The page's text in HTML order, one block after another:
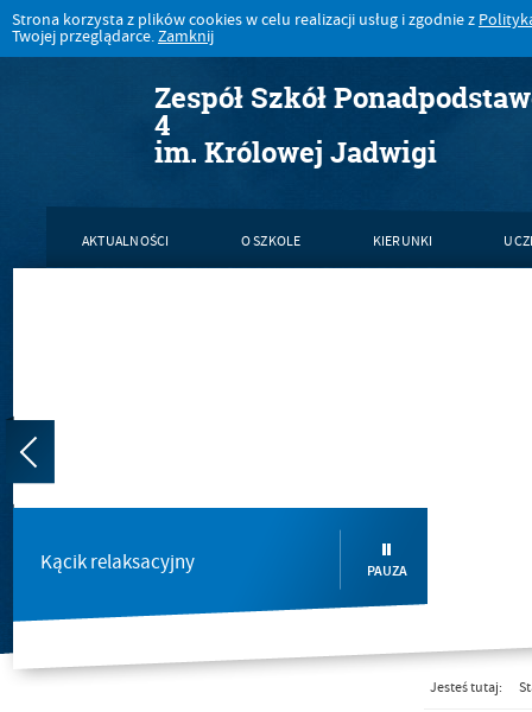
Strona korzysta z plików cookies w celu realizacji usług i zgodnie z
Twojej przeglądarce.Zamknij
Zespół Szkół
4
im. Królowej Jadwigi
AKTUALNOŚCI O SZKOLE KIERUNKI
Kącik relaksacyjny PAUZA
Jesteś tutaj: